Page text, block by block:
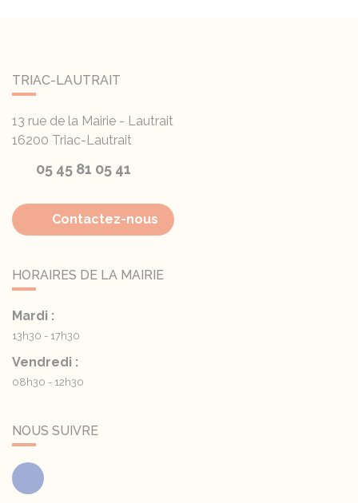
TRIAC-LAUTRAIT
13 rue de la Mairie - Lautrait
16200 Triac-Lautrait
05 45 81 05 41
Contactez-nous
HORAIRES DE LA MAIRIE
Mardi :
13h30 - 17h30
Vendredi :
08h30 - 12h30
NOUS SUIVRE
Facebook